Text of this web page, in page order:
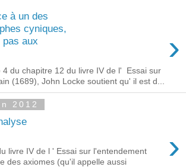
à un des
cyniques,
aux
›
4 du chapitre 12 du livre IV de l' Essai sur
(1689), John Locke soutient qu' il est d...
2012
›
livre IV de l ' Essai sur l'entendement
des axiomes (qu'il appelle aussi